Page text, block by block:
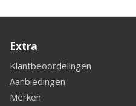
Extra
Klantbeoordelingen
Aanbiedingen
Merken